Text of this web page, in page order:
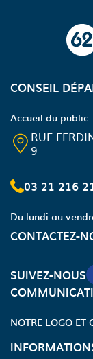
CONSEIL
Accueil du public :
RUE
9
03 21 216
Du lundi au
CONTACTEZ-
SUIVEZ-NOUS
NOTRE LOGO ET